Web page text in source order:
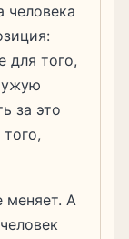
человека
для того,
за это
меняет. А